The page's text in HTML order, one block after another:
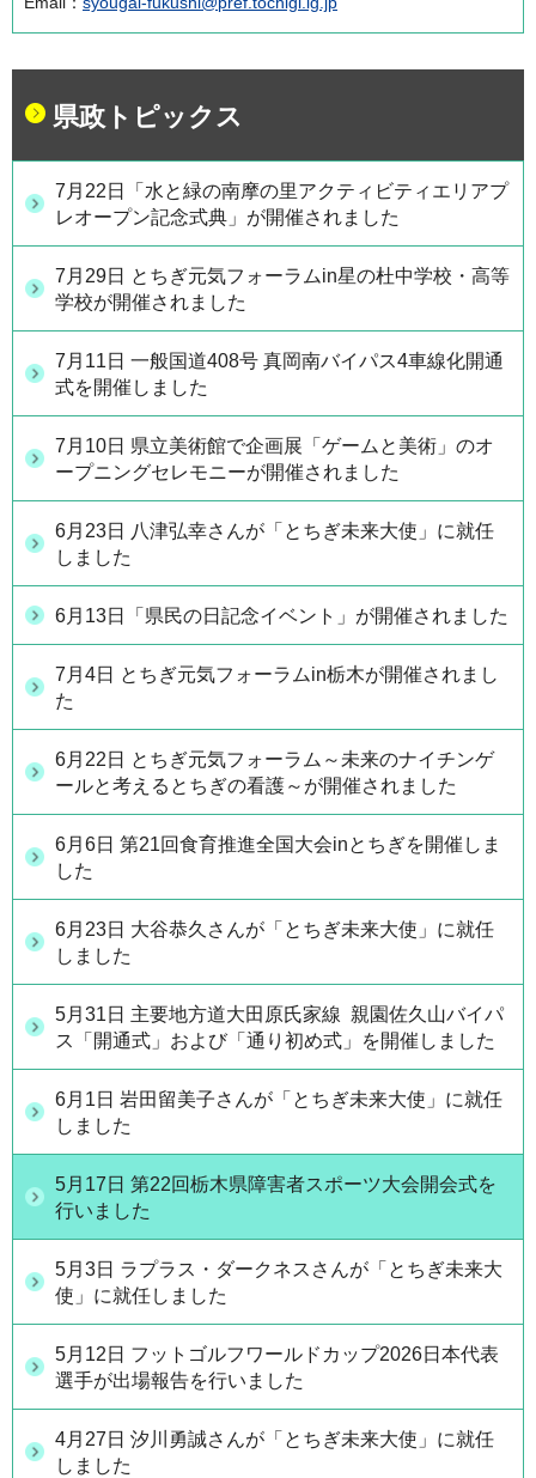
県政トピックス
7月22日「水と緑の南摩の里アクティビティエリアプ
レオープン記念式典」が開催されました
7月29日 とちぎ元気フォーラムin星の杜中学校・高等
学校が開催されました
7月11日 一般国道408号 真岡南バイパス4車線化開通
式を開催しました
7月10日 県立美術館で企画展「ゲームと美術」のオ
ープニングセレモニーが開催されました
6月23日 八津弘幸さんが「とちぎ未来大使」に就任
しました
6月13日「県民の日記念イベント」が開催されました
7月4日 とちぎ元気フォーラムin栃木が開催されまし
た
6月22日 とちぎ元気フォーラム～未来のナイチンゲ
ールと考えるとちぎの看護～が開催されました
6月6日 第21回食育推進全国大会inとちぎを開催しま
した
6月23日 大谷恭久さんが「とちぎ未来大使」に就任
しました
5月31日 主要地方道大田原氏家線 親園佐久山バイパ
ス「開通式」および「通り初め式」を開催しました
6月1日 岩田留美子さんが「とちぎ未来大使」に就任
しました
5月17日 第22回栃木県障害者スポーツ大会開会式を
行いました
5月3日 ラプラス・ダークネスさんが「とちぎ未来大
使」に就任しました
5月12日 フットゴルフワールドカップ2026日本代表
選手が出場報告を行いました
4月27日 汐川勇誠さんが「とちぎ未来大使」に就任
しました